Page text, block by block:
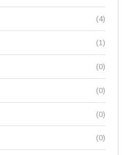
(4)
(1)
(0)
(0)
(0)
(0)